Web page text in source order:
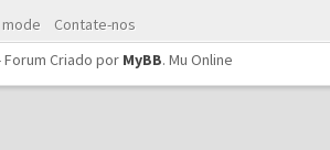
Contate-nos
Forum Criado por MyBB. Mu Online